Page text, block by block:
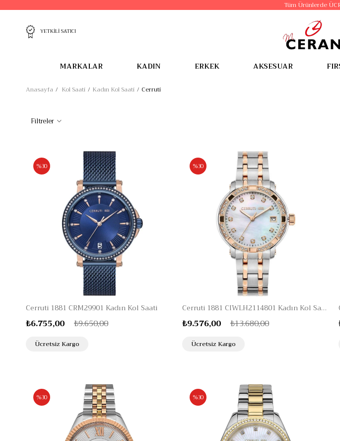
Tüm Ürünlerde
YETKİLİ SATICI
MARKALAR KADIN ERKEK AKSESUAR
Anasayfa Kol Saati Kadın Kol Saati Cerruti
Filtreler
Cerruti 1881 CRM29901 Kadın Kol Saati
₺6.755,00 ₺9.650,00
%30
Ücretsiz Kargo
Cerruti 1881 CIWLH2114801 Kadın Kol Saati
₺9.576,00 ₺13.680,00
%30
Ücretsiz Kargo
%30 %30